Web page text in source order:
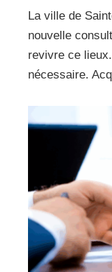
La ville de
nouvelle
revivre ce
nécessaire.